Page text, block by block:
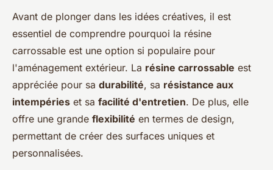
Avant de plonger dans les idées créatives, il est
essentiel de comprendre pourquoi la résine
carrossable est une option si populaire pour
l'aménagement extérieur. La résine carrossable est
appréciée pour sa durabilité, sa résistance aux
intempéries et sa facilité d'entretien. De plus, elle
offre une grande flexibilité en termes de design,
permettant de créer des surfaces uniques et
personnalisées.